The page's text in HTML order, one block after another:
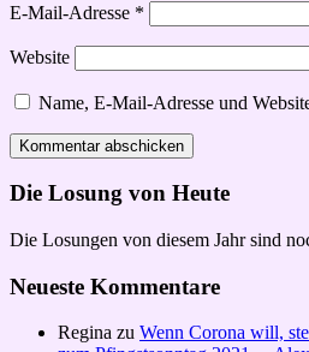
E-Mail-Adresse *
Website
Name, E-Mail-Adresse und
Die Losung von Heute
Die Losungen von diesem Jahr sind
Neueste Kommentare
Regina zu Wenn Corona will,